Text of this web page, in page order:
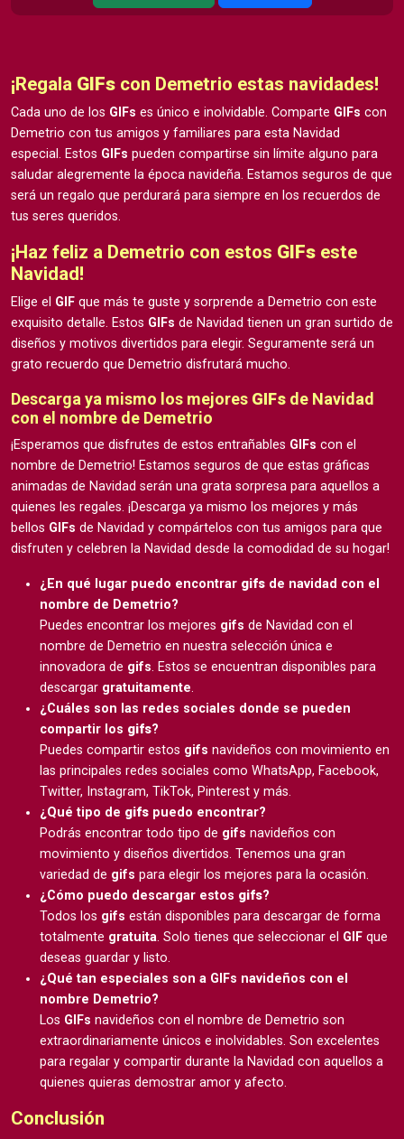
¡Regala GIFs con Demetrio estas navidades!
Cada uno de los GIFs es único e inolvidable. Comparte GIFs con
Demetrio con tus amigos y familiares para esta Navidad
especial. Estos GIFs pueden compartirse sin límite alguno para
saludar alegremente la época navideña. Estamos seguros de que
será un regalo que perdurará para siempre en los recuerdos de
tus seres queridos.
¡Haz feliz a Demetrio con estos GIFs este
Navidad!
Elige el GIF que más te guste y sorprende a Demetrio con este
exquisito detalle. Estos GIFs de Navidad tienen un gran surtido de
diseños y motivos divertidos para elegir. Seguramente será un
grato recuerdo que Demetrio disfrutará mucho.
Descarga ya mismo los mejores GIFs de Navidad
con el nombre de Demetrio
¡Esperamos que disfrutes de estos entrañables GIFs con el
nombre de Demetrio! Estamos seguros de que estas gráficas
animadas de Navidad serán una grata sorpresa para aquellos a
quienes les regales. ¡Descarga ya mismo los mejores y más
bellos GIFs de Navidad y compártelos con tus amigos para que
disfruten y celebren la Navidad desde la comodidad de su hogar!
¿En qué lugar puedo encontrar gifs de navidad con el
nombre de Demetrio?
Puedes encontrar los mejores gifs de Navidad con el
nombre de Demetrio en nuestra selección única e
innovadora de gifs. Estos se encuentran disponibles para
descargar gratuitamente.
¿Cuáles son las redes sociales donde se pueden
compartir los gifs?
Puedes compartir estos gifs navideños con movimiento en
las principales redes sociales como WhatsApp, Facebook,
Twitter, Instagram, TikTok, Pinterest y más.
¿Qué tipo de gifs puedo encontrar?
Podrás encontrar todo tipo de gifs navideños con
movimiento y diseños divertidos. Tenemos una gran
variedad de gifs para elegir los mejores para la ocasión.
¿Cómo puedo descargar estos gifs?
Todos los gifs están disponibles para descargar de forma
totalmente gratuita. Solo tienes que seleccionar el GIF que
deseas guardar y listo.
¿Qué tan especiales son a GIFs navideños con el
nombre Demetrio?
Los GIFs navideños con el nombre de Demetrio son
extraordinariamente únicos e inolvidables. Son excelentes
para regalar y compartir durante la Navidad con aquellos a
quienes quieras demostrar amor y afecto.
Conclusión